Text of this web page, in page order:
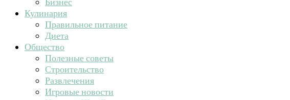
Кулинария
Правильное питание
Диета
Общество
Полезные советы
Строительство
Развлечения
Игровые новости